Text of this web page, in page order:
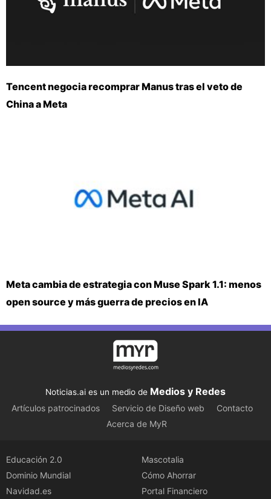
Tencent negocia recomprar Manus tras el veto de
China a Meta
Meta cambia de estrategia con Muse Spark 1.1: menos
open source y más guerra de precios en IA
Noticias.ai es un medio de Medios y Redes
Artículos patrocinados Servicio de Diseño web
Contacto
Acerca de MyR
Educación 2.0
Dominio Mundial
Navidad.es
Mascotalia
Cómo Ahorrar
Portal Financiero